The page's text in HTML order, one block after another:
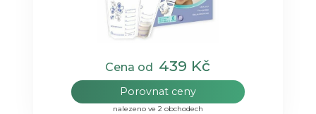
Cena od 439 Kč
Porovnat ceny
nalezeno ve 2 obchodech